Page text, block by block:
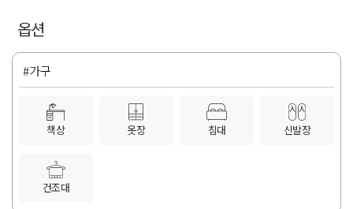
옵션
#가구
책상 옷장 침대 신발장
건조대